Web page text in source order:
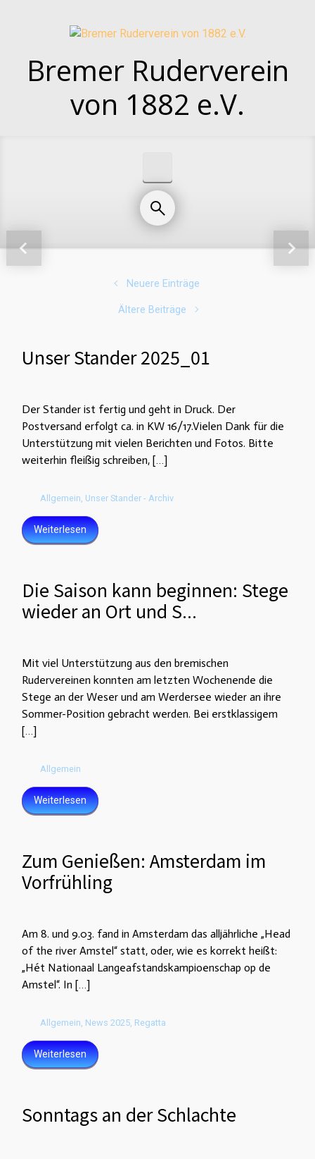
Bremer Ruderverein
von 1882 e.V.
Vorheriger
Neuere Einträge
Ältere Beiträge
Unser Stander 2025_01
Der Stander ist fertig und geht in Druck. Der
Postversand erfolgt ca. in KW 16/17.Vielen Dank für die
Unterstützung mit vielen Berichten und Fotos. Bitte
weiterhin fleißig schreiben, […]
Allgemein, Unser Stander - Archiv
Weiterlesen
Die Saison kann beginnen: Stege
wieder an Ort und S...
Mit viel Unterstützung aus den bremischen
Rudervereinen konnten am letzten Wochenende die
Stege an der Weser und am Werdersee wieder an ihre
Sommer-Position gebracht werden. Bei erstklassigem
[…]
Allgemein
Weiterlesen
Zum Genießen: Amsterdam im
Vorfrühling
Am 8. und 9.03. fand in Amsterdam das alljährliche „Head
of the river Amstel“ statt, oder, wie es korrekt heißt:
„Hét Nationaal Langeafstandskampioenschap op de
Amstel“. In […]
Allgemein, News 2025, Regatta
Weiterlesen
Sonntags an der Schlachte